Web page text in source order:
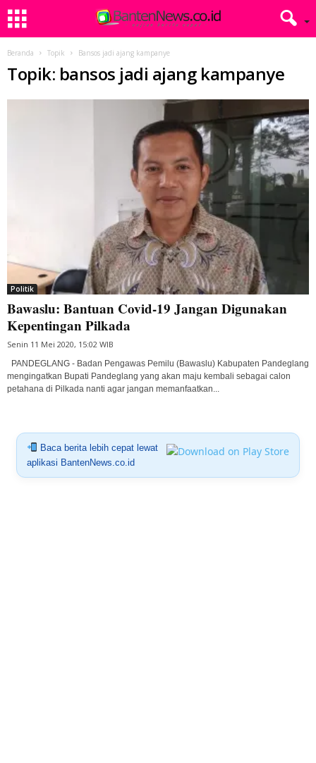
Beranda Topik Bansos jadi ajang kampanye
Topik: bansos jadi ajang kampanye
Politik
Bawaslu: Bantuan Covid-19 Jangan Digunakan
Kepentingan Pilkada
Senin 11 Mei 2020, 15:02 WIB
PANDEGLANG - Badan Pengawas Pemilu (Bawaslu) Kabupaten Pandeglang
mengingatkan Bupati Pandeglang yang akan maju kembali sebagai calon
petahana di Pilkada nanti agar jangan memanfaatkan...
Baca berita lebih cepat lewat
aplikasi BantenNews.co.id